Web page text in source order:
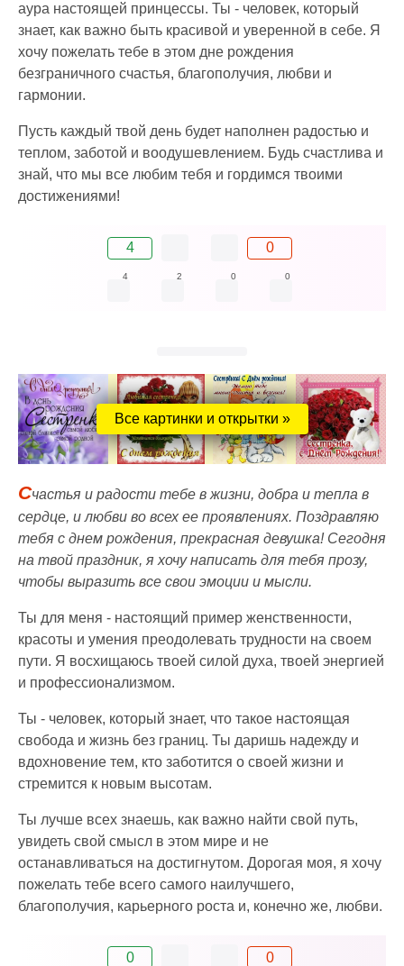
аура настоящей принцессы. Ты - человек, который
знает, как важно быть красивой и уверенной в себе. Я
хочу пожелать тебе в этом дне рождения
безграничного счастья, благополучия, любви и
гармонии.
Пусть каждый твой день будет наполнен радостью и
теплом, заботой и воодушевлением. Будь счастлива и
знай, что мы все любим тебя и гордимся твоими
достижениями!
4 0
4 2 0 0
Все картинки и открытки »
Счастья и радости тебе в жизни, добра и тепла в
сердце, и любви во всех ее проявлениях. Поздравляю
тебя с днем рождения, прекрасная девушка! Сегодня
на твой праздник, я хочу написать для тебя прозу,
чтобы выразить все свои эмоции и мысли.
Ты для меня - настоящий пример женственности,
красоты и умения преодолевать трудности на своем
пути. Я восхищаюсь твоей силой духа, твоей энергией
и профессионализмом.
Ты - человек, который знает, что такое настоящая
свобода и жизнь без границ. Ты даришь надежду и
вдохновение тем, кто заботится о своей жизни и
стремится к новым высотам.
Ты лучше всех знаешь, как важно найти свой путь,
увидеть свой смысл в этом мире и не
останавливаться на достигнутом. Дорогая моя, я хочу
пожелать тебе всего самого наилучшего,
благополучия, карьерного роста и, конечно же, любви.
0 0